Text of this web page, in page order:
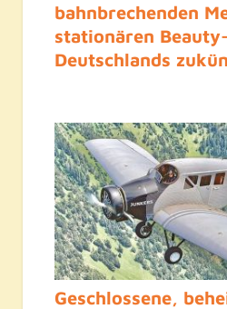
bahnbrechenden
stationären
Deutschlands
Geschlossene,